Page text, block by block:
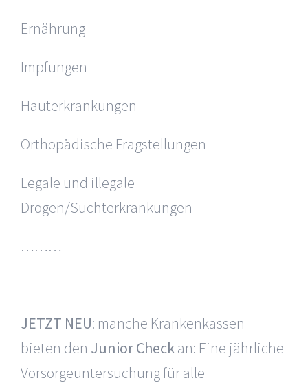
Ernährung
Impfungen
Hauterkrankungen
Orthopädische Fragstellungen
Legale und illegale
Drogen/Suchterkrankungen
………
JETZT NEU: manche Krankenkassen
bieten den Junior Checkan: Eine jährliche
Vorsorgeuntersuchung für alle